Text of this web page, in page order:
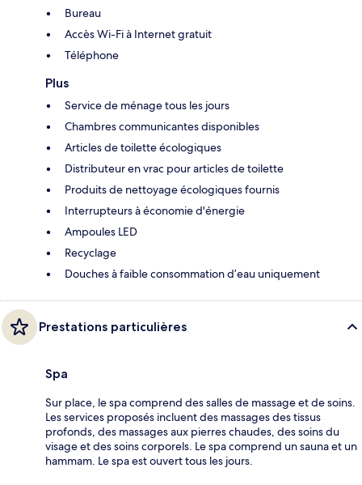
Bureau
Accès Wi-Fi à Internet gratuit
Téléphone
Plus
Service de ménage tous les jours
Chambres communicantes disponibles
Articles de toilette écologiques
Distributeur en vrac pour articles de toilette
Produits de nettoyage écologiques fournis
Interrupteurs à économie d'énergie
Ampoules LED
Recyclage
Douches à faible consommation d’eau uniquement
Prestations particulières
Spa
Sur place, le spa comprend des salles de massage et de soins.
Les services proposés incluent des massages des tissus
profonds, des massages aux pierres chaudes, des soins du
visage et des soins corporels. Le spa comprend un sauna et un
hammam. Le spa est ouvert tous les jours.